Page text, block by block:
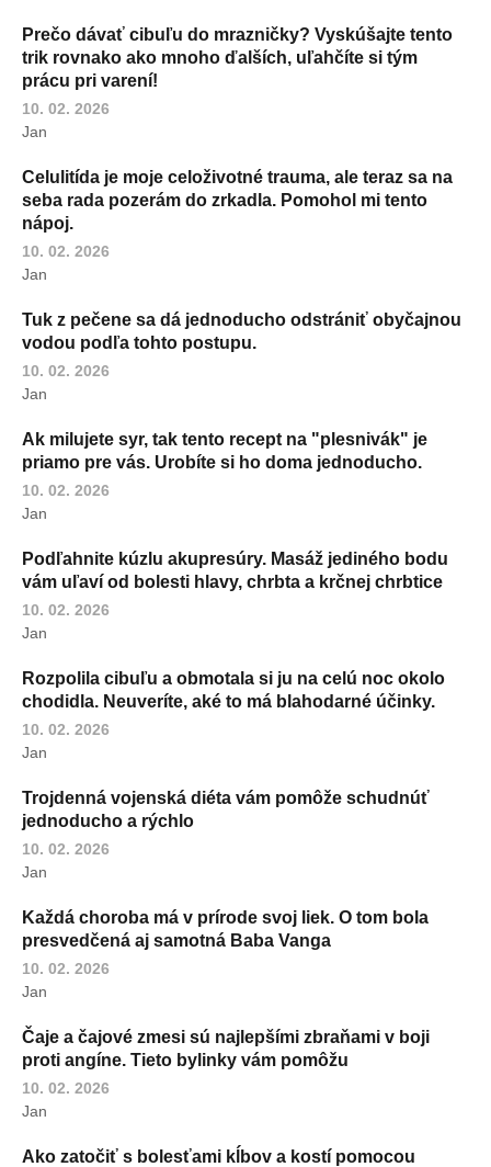
Prečo dávať cibuľu do mrazničky? Vyskúšajte tento
trik rovnako ako mnoho ďalších, uľahčíte si tým
prácu pri varení!
10. 02. 2026
Jan
Celulitída je moje celoživotné trauma, ale teraz sa na
seba rada pozerám do zrkadla. Pomohol mi tento
nápoj.
10. 02. 2026
Jan
Tuk z pečene sa dá jednoducho odstrániť obyčajnou
vodou podľa tohto postupu.
10. 02. 2026
Jan
Ak milujete syr, tak tento recept na "plesnivák" je
priamo pre vás. Urobíte si ho doma jednoducho.
10. 02. 2026
Jan
Podľahnite kúzlu akupresúry. Masáž jediného bodu
vám uľaví od bolesti hlavy, chrbta a krčnej chrbtice
10. 02. 2026
Jan
Rozpolila cibuľu a obmotala si ju na celú noc okolo
chodidla. Neuveríte, aké to má blahodarné účinky.
10. 02. 2026
Jan
Trojdenná vojenská diéta vám pomôže schudnúť
jednoducho a rýchlo
10. 02. 2026
Jan
Každá choroba má v prírode svoj liek. O tom bola
presvedčená aj samotná Baba Vanga
10. 02. 2026
Jan
Čaje a čajové zmesi sú najlepšími zbraňami v boji
proti angíne. Tieto bylinky vám pomôžu
10. 02. 2026
Jan
Ako zatočiť s bolesťami kĺbov a kostí pomocou